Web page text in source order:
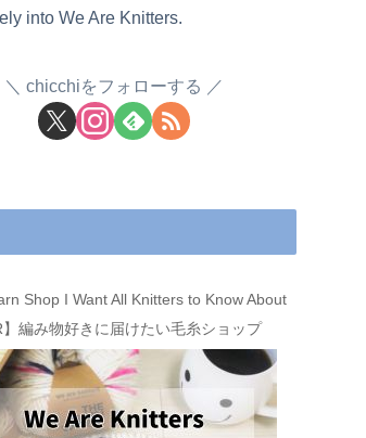
into We Are Knitters.
chicchiをフォローする
Shop I Want All Knitters to Know About
】編み物好きに届けたい毛糸ショップ